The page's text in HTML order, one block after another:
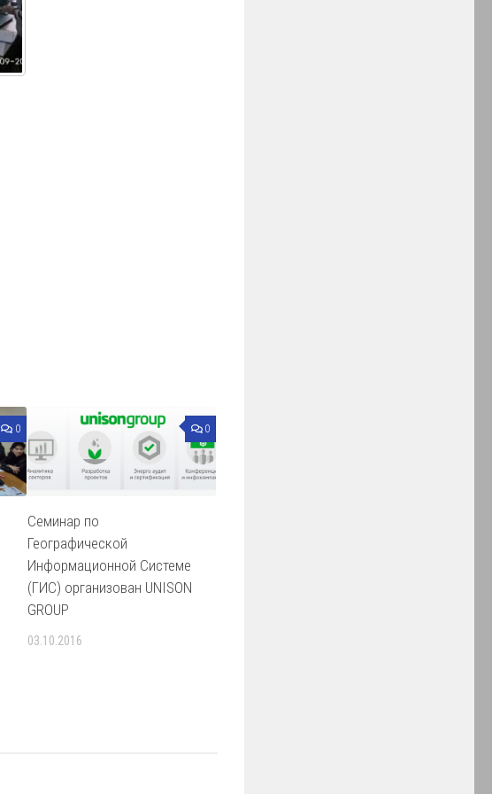
0 0
Семинар по
Географической
Информационной Системе
(ГИС) организован UNISON
GROUP
03.10.2016